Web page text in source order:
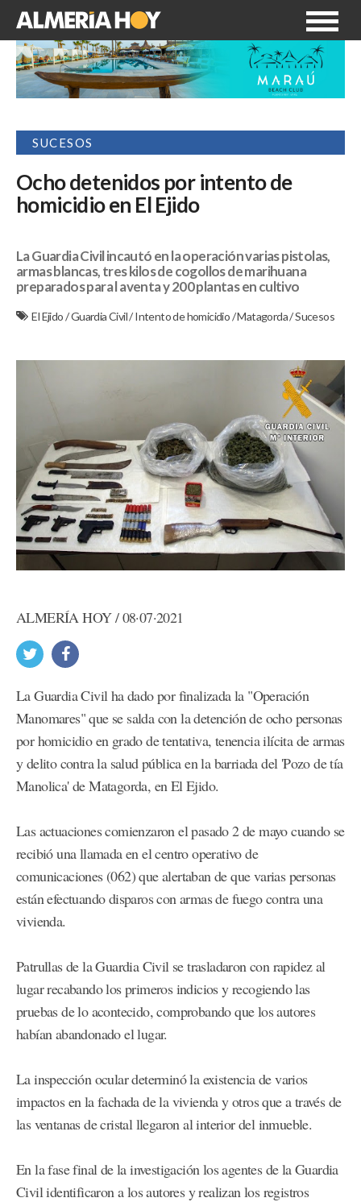
SUCESOS
Ocho detenidos por intento de
homicidio en El Ejido
La Guardia Civil incautó en la operación varias pistolas,
armas blancas, tres kilos de cogollos de marihuana
preparados para l aventa y 200 plantas en cultivo
El Ejido/Guardia Civil/Intento de homicidio/Matagorda/Sucesos
ALMERÍA HOY / 08·07·2021
La Guardia Civil ha dado por finalizada la "Operación
Manomares" que se salda con la detención de ocho personas
por homicidio en grado de tentativa, tenencia ilícita de armas
y delito contra la salud pública en la barriada del 'Pozo de tía
Manolica' de Matagorda, en El Ejido.
Las actuaciones comienzaron el pasado 2 de mayo cuando se
recibió una llamada en el centro operativo de
comunicaciones (062) que alertaban de que varias personas
están efectuando disparos con armas de fuego contra una
vivienda.
Patrullas de la Guardia Civil se trasladaron con rapidez al
lugar recabando los primeros indicios y recogiendo las
pruebas de lo acontecido, comprobando que los autores
habían abandonado el lugar.
La inspección ocular determinó la existencia de varios
impactos en la fachada de la vivienda y otros que a través de
las ventanas de cristal llegaron al interior del inmueble.
En la fase final de la investigación los agentes de la Guardia
Civil identificaron a los autores y realizan los registros